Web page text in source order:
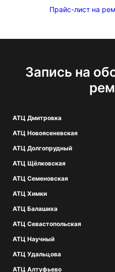
Прайс-лист на
Запись на
АТЦ Дмитровка
АТЦ Новоясеневская
АТЦ Долгопрудный
АТЦ Щёлковская
АТЦ Семеновская
АТЦ Химки
АТЦ Балашиха
АТЦ Севастопольская
АТЦ Научный
АТЦ Удальцова
АТЦ Алтуфьево